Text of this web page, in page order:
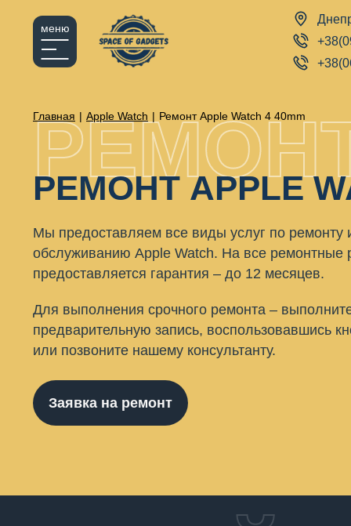
меню
Главная | Apple Watch | Ремонт Apple Watch 4 40mm
РЕМОНТ
РЕМОНТ APPLE
Мы предоставляем все виды услуг по ремонту
обслуживанию Apple Watch. На все ремонтные
предоставляется гарантия – до 12 месяцев.
Для выполнения срочного ремонта –
предварительную запись, воспользовавшись
или позвоните нашему консультанту.
Заявка на ремонт